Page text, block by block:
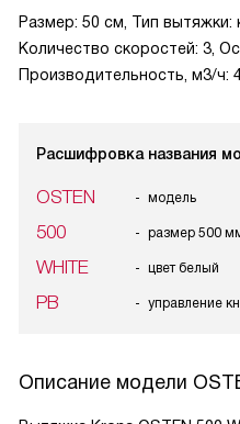
Размер: 50 см, Тип вытяжки:
Количество скоростей: 3,
Производительность, м3/ч:
Расшифровка названия
OSTEN модель
500 размер 500
WHITE цвет белый
PB управление
Описание модели